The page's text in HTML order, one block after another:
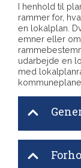
I henhold til
rammer for,
en lokalplan.
emner eller
udarbejde en
med